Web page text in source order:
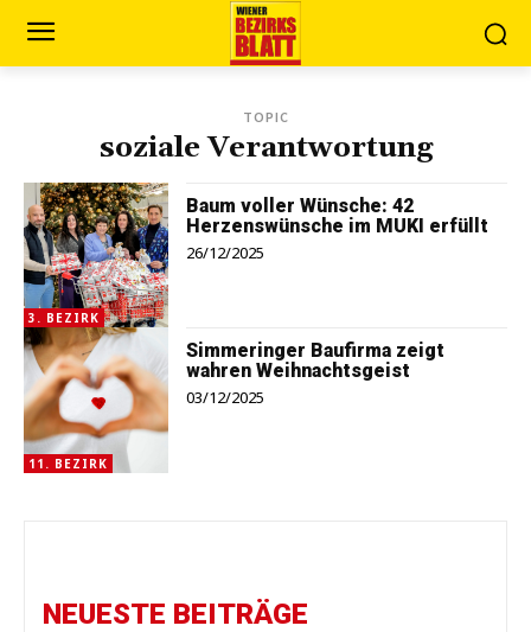
TOPIC
soziale Verantwortung
3. BEZIRK
Baum voller Wünsche: 42
Herzenswünsche im MUKI erfüllt
26/12/2025
11. BEZIRK
Simmeringer Baufirma zeigt
wahren Weihnachtsgeist
03/12/2025
NEUESTE BEITRÄGE